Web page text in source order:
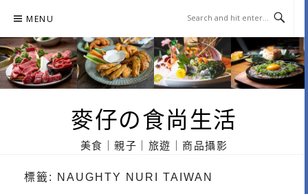
content
MENU
麥仔の食尚生活
美食｜親子｜旅遊｜商品攝影
標籤: NAUGHTY NURI TAIWAN